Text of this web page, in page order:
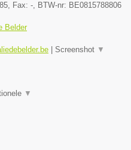
, Fax: -, BTW-nr: BE0815788806
Belder
Screenshot ▼
▼